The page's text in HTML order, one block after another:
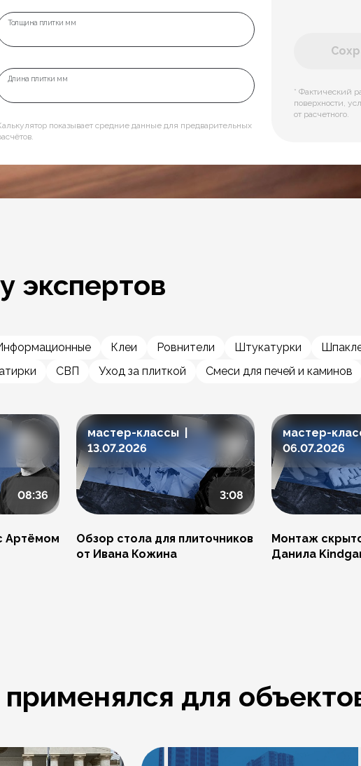
Толщина плитки мм
Длина плитки мм
показывает средние данные для предварительных
* Фактический
поверхности,
от расчетного.
экспертов
Клеи Ровнители Штукатурки
СВП Уход за плиткой Смеси для печей и каминов
08:36
Артёмом
мастер-классы |
13.07.2026
3:08
Обзор стола для плиточников
от Ивана Кожина
мастер-
06.07.2026
Монтаж
Данила
для